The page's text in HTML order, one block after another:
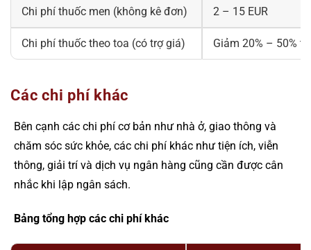
Chi phí thuốc men (không kê đơn) 2 – 15 EUR
Chi phí thuốc theo toa (có trợ giá) Giảm 20% – 50%
Các chi phí khác
Bên cạnh các chi phí cơ bản như nhà ở, giao thông và
chăm sóc sức khỏe, các chi phí khác như tiện ích, viễn
thông, giải trí và dịch vụ ngân hàng cũng cần được cân
nhắc khi lập ngân sách.
Bảng tổng hợp các chi phí khác